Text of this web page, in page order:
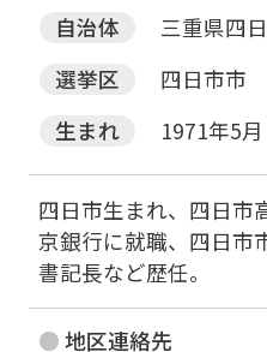
自治体
三重県四
選挙区
四日市市
生まれ
1971年5月
四日市生まれ、四日市
京銀行に就職、四日市
書記長など歴任。
地区連絡先